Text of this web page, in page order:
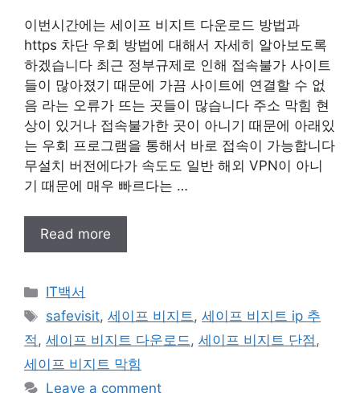
이번시간에는 세이프 비지트 다운로드 방법과
https 차단 우회 방법에 대해서 자세히 알아보도록
하겠습니다 최근 정부규제로 인해 접속불가 사이트
들이 많아졌기 때문에 가끔 사이트에 연결할 수 없
음 라는 오류가 뜨는 곳들이 많습니다 주소 막힘 현
상이 있거나 접속불가한 곳이 아니기 때문에 아래있
는 우회 프로그램을 통해서 바로 접속이 가능합니다
무설치 버전에다가 속도도 일반 해외 VPN이 아니
기 때문에 매우 빠르다는 …
Read more
Categories
IT백서
Tags
safevisit,세이프 비지트,세이프 비지트 ip 추
적, 세이프 비지트 다운로드, 세이프 비지트 단점,
세이프 비지트 막힘
Leave a comment